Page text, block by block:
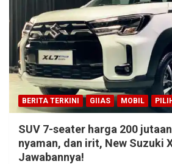
BERITA TERKINI GIIAS MOBIL
SUV 7-seater harga 200
nyaman, dan irit, New Suzuki
Jawabannya!